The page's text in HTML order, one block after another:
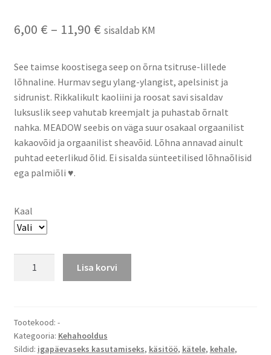
6,00 € – 11,90 €Hinnavahemik:
kuni
11,90 €
sisaldab KM
See taimse koostisega seep on õrna tsitruse-lillede
lõhnaline. Hurmav segu ylang-ylangist, apelsinist ja
sidrunist. Rikkalikult kaoliini ja roosat savi sisaldav
luksuslik seep vahutab kreemjalt ja puhastab õrnalt
nahka. MEADOW seebis on väga suur osakaal orgaanilist
kakaovõid ja orgaanilist sheavõid. Lõhna annavad ainult
puhtad eeterlikud õlid. Ei sisalda sünteetilised lõhnaõlisid
ega palmiõli ♥.
Kaal
(Niit)
kogus
Lisa korvi
Tootekood: -
Kategooria: Kehahooldus
Sildid: igapäevaseks kasutamiseks, käsitöö, kätele, kehale,